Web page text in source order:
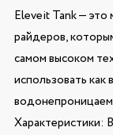
Eleveit Tank —
райдеров,
самом высоком
использовать как
Характеристики: